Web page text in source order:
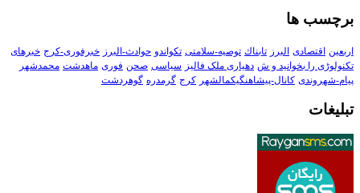
برچسب ها
اربعین اقتصادی البرز تابناك توصیه-سلامتی تکواندو حوادث-البرز خبرفوری-کرج خبرهای
تکنولوڑی را بخوانید و ش دهیاری ملک فالیز سیاسی صحن فوری ماهدشت محمدشهر
پیام-شهروندی کانال-پیشاهنگیکمالشهر کرج گرمدره گوهردشت
تبلیغات